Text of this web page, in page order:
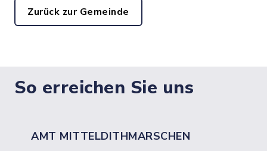
Zurück zur Gemeinde
So erreichen Sie uns
AMT MITTELDITHMARSCHEN